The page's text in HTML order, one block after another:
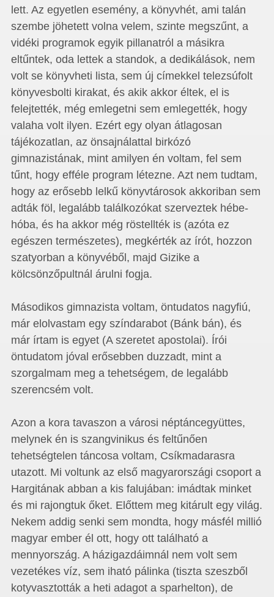
lett. Az egyetlen esemény, a könyvhét, ami talán
szembe jöhetett volna velem, szinte megszűnt, a
vidéki programok egyik pillanatról a másikra
eltűntek, oda lettek a standok, a dedikálások, nem
volt se könyvheti lista, sem új címekkel telezsúfolt
könyvesbolti kirakat, és akik akkor éltek, el is
felejtették, még emlegetni sem emlegették, hogy
valaha volt ilyen. Ezért egy olyan átlagosan
tájékozatlan, az önsajnálattal birkózó
gimnazistának, mint amilyen én voltam, fel sem
tűnt, hogy efféle program létezne. Azt nem tudtam,
hogy az erősebb lelkű könyvtárosok akkoriban sem
adták föl, legalább találkozókat szerveztek hébe-
hóba, és ha akkor még röstellték is (azóta ez
egészen természetes), megkérték az írót, hozzon
szatyorban a könyvéből, majd Gizike a
kölcsönzőpultnál árulni fogja.
Másodikos gimnazista voltam, öntudatos nagyfiú,
már elolvastam egy színdarabot (Bánk bán), és
már írtam is egyet (A szeretet apostolai). Írói
öntudatom jóval erősebben duzzadt, mint a
szorgalmam meg a tehetségem, de legalább
szerencsém volt.
Azon a kora tavaszon a városi néptáncegyüttes,
melynek én is szangvinikus és feltűnően
tehetségtelen táncosa voltam, Csíkmadarasra
utazott. Mi voltunk az első magyarországi csoport a
Hargitának abban a kis falujában: imádtak minket
és mi rajongtuk őket. Előttem meg kitárult egy világ.
Nekem addig senki sem mondta, hogy másfél millió
magyar ember él ott, hogy ott található a
mennyország. A házigazdáimnál nem volt sem
vezetékes víz, sem iható pálinka (tiszta szeszből
kotyvasztották a heti adagot a sparhelton), de